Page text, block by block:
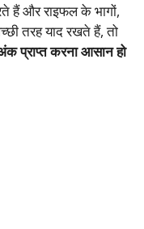
हैं और राइफल के भागों,
तरह याद रखते हैं, तो
करना आसान हो